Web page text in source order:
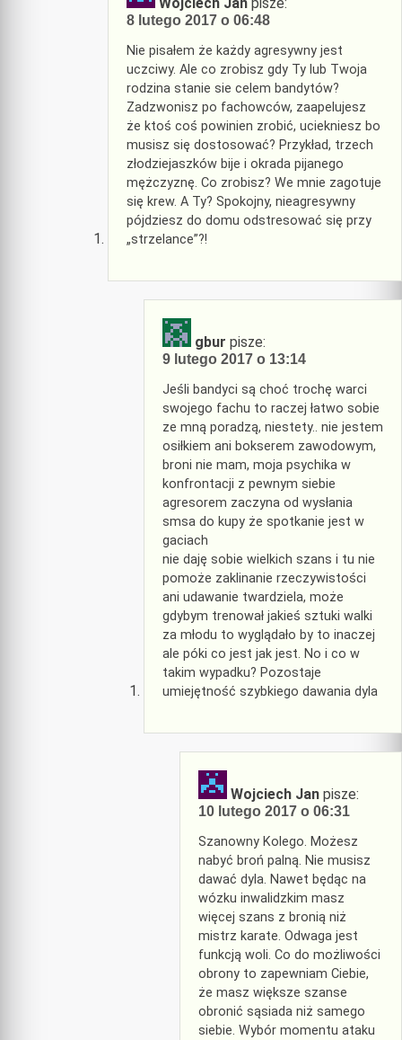
8 lutego 2017 o 06:48
Nie pisałem że każdy agresywny jest
uczciwy. Ale co zrobisz gdy Ty lub Twoja
rodzina stanie sie celem bandytów?
Zadzwonisz po fachowców, zaapelujesz
że ktoś coś powinien zrobić, uciekniesz bo
musisz się dostosować? Przykład, trzech
złodziejaszków bije i okrada pijanego
mężczyznę. Co zrobisz? We mnie zagotuje
się krew. A Ty? Spokojny, nieagresywny
pójdziesz do domu odstresować się przy
„strzelance”?!
gbur pisze:
9 lutego 2017 o 13:14
Jeśli bandyci są choć trochę warci
swojego fachu to raczej łatwo sobie
ze mną poradzą, niestety.. nie jestem
osiłkiem ani bokserem zawodowym,
broni nie mam, moja psychika w
konfrontacji z pewnym siebie
agresorem zaczyna od wysłania
smsa do kupy że spotkanie jest w
gaciach
nie daję sobie wielkich szans i tu nie
pomoże zaklinanie rzeczywistości
ani udawanie twardziela, może
gdybym trenował jakieś sztuki walki
za młodu to wyglądało by to inaczej
ale póki co jest jak jest. No i co w
takim wypadku? Pozostaje
umiejętność szybkiego dawania dyla
Wojciech Jan pisze:
10 lutego 2017 o 06:31
Szanowny Kolego. Możesz
nabyć broń palną. Nie musisz
dawać dyla. Nawet będąc na
wózku inwalidzkim masz
więcej szans z bronią niż
mistrz karate. Odwaga jest
funkcją woli. Co do możliwości
obrony to zapewniam Ciebie,
że masz większe szanse
obronić sąsiada niż samego
siebie. Wybór momentu ataku